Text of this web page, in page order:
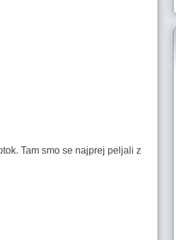
Tam smo se najprej peljali z